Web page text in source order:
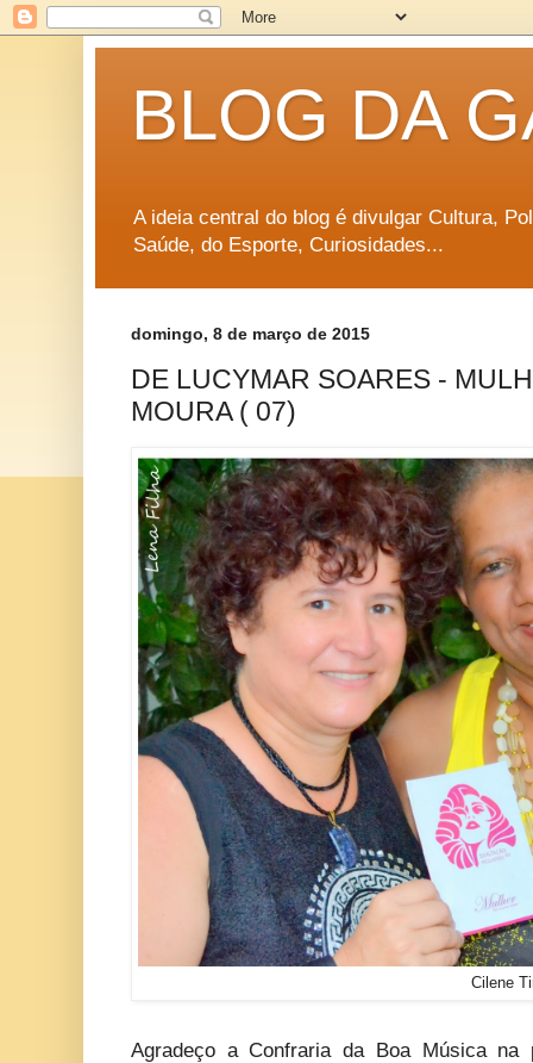
BLOG DA
A ideia central do blog é divulgar Cultura,
Saúde, do Esporte, Curiosidades...
domingo, 8 de março de 2015
DE LUCYMAR SOARES -
MOURA ( 07)
Cilene
Agradeço a Confraria da Boa Música na